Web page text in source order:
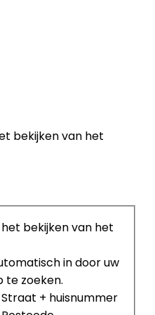
bekijken van het
bekijken van het
in door uw
te zoeken.
Straat + huisnummer